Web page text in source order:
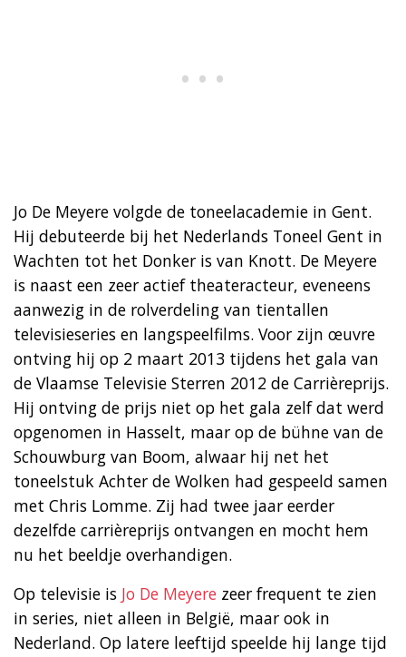
Jo De Meyere volgde de toneelacademie in Gent.
Hij debuteerde bij het Nederlands Toneel Gent in
Wachten tot het Donker is van Knott. De Meyere
is naast een zeer actief theateracteur, eveneens
aanwezig in de rolverdeling van tientallen
televisieseries en langspeelfilms. Voor zijn œuvre
ontving hij op 2 maart 2013 tijdens het gala van
de Vlaamse Televisie Sterren 2012 de Carrièreprijs.
Hij ontving de prijs niet op het gala zelf dat werd
opgenomen in Hasselt, maar op de bühne van de
Schouwburg van Boom, alwaar hij net het
toneelstuk Achter de Wolken had gespeeld samen
met Chris Lomme. Zij had twee jaar eerder
dezelfde carrièreprijs ontvangen en mocht hem
nu het beeldje overhandigen.
Op televisie is Jo De Meyere zeer frequent te zien
in series, niet alleen in België, maar ook in
Nederland. Op latere leeftijd speelde hij lange tijd